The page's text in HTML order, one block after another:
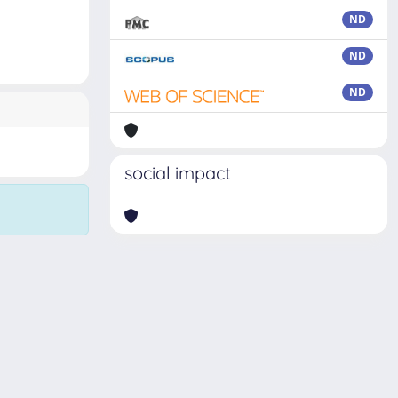
ND
ND
ND
social impact